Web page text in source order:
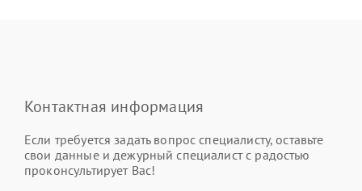
Контактная информация
Если требуется задать вопрос специалисту, оставьте
свои данные и дежурный специалист с радостью
проконсультирует Вас!